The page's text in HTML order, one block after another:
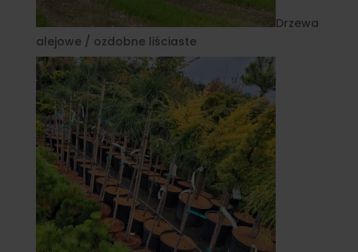
Drzewa
alejowe / ozdobne liściaste